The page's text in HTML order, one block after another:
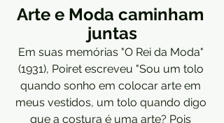
Arte e Moda caminham
juntas
Em suas memórias "O Rei da Moda"
(1931), Poiret escreveu "Sou um tolo
quando sonho em colocar arte em
meus vestidos, um tolo quando digo
que a costura é uma arte? Pois